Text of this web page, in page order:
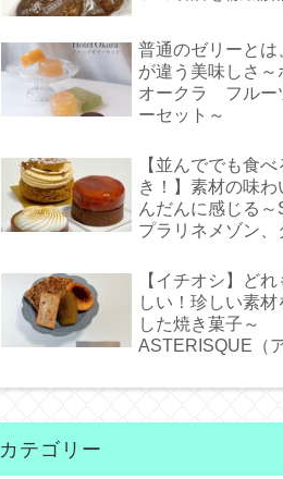
普通のゼリーとは
が違う美味しさ～
オークラ フルー
ーセット～
【並んででも食べ
き！】素材の味わ
んだんに感じる～
プラリネメゾン、
シトロン～
【イチオシ】ど
しい！珍しい素材
した焼き菓子～
ASTERISQUE（
カテゴリー